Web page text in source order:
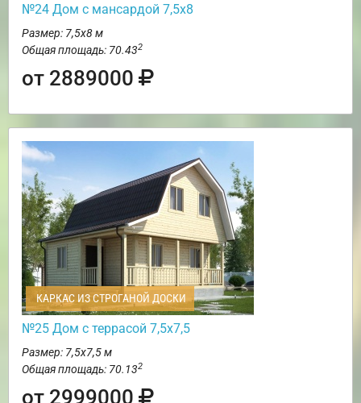
№24 Дом с мансардой 7,5х8
Размер: 7,5х8 м
Общая площадь: 70.432
от 2889000
КАРКАС ИЗ СТРОГАНОЙ ДОСКИ
№25 Дом с террасой 7,5х7,5
Размер: 7,5х7,5 м
Общая площадь: 70.132
от 2999000